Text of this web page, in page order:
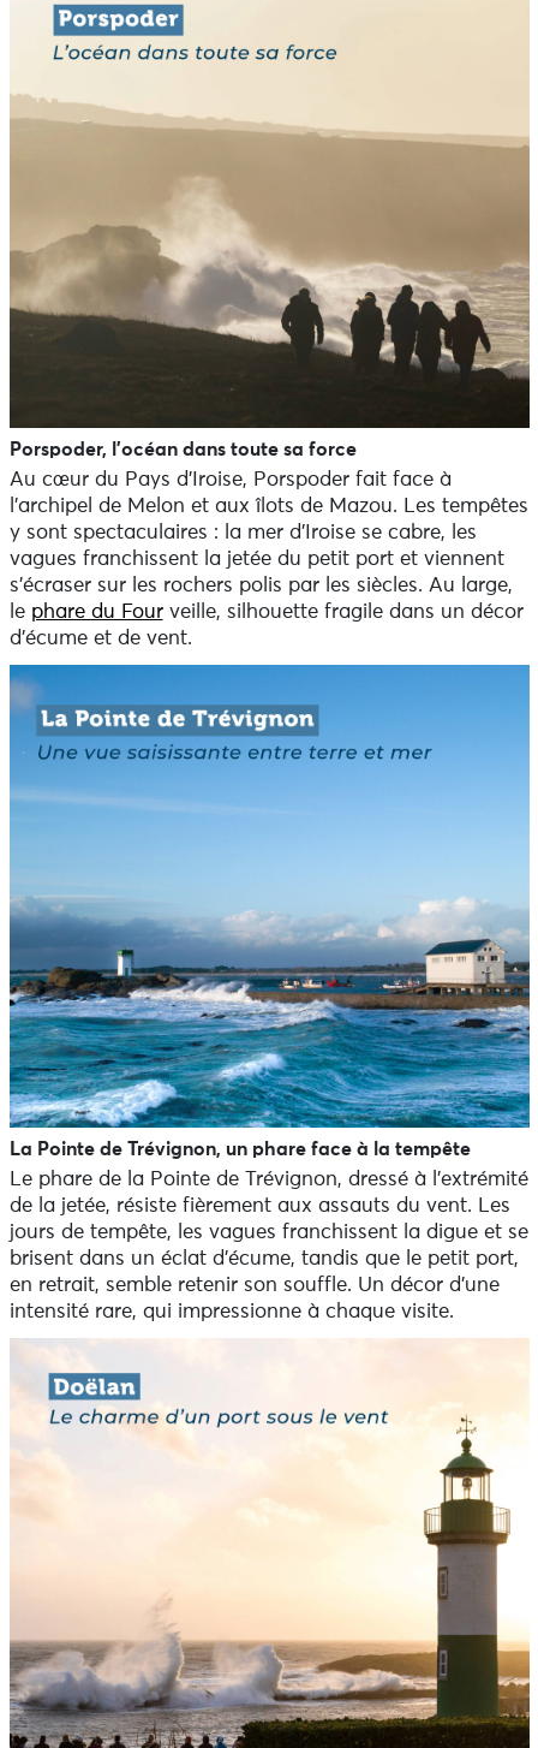
Porspoder, l’océan dans toute sa force
Au cœur du Pays d’Iroise, Porspoder fait face à
l’archipel de Melon et aux îlots de Mazou. Les tempêtes
y sont spectaculaires : la mer d’Iroise se cabre, les
vagues franchissent la jetée du petit port et viennent
s’écraser sur les rochers polis par les siècles. Au large,
le phare du Fourveille, silhouette fragile dans un décor
d’écume et de vent.
La Pointe de Trévignon, un phare face à la tempête
Le phare de la Pointe de Trévignon, dressé à l’extrémité
de la jetée, résiste fièrement aux assauts du vent. Les
jours de tempête, les vagues franchissent la digue et se
brisent dans un éclat d’écume, tandis que le petit port,
en retrait, semble retenir son souffle. Un décor d’une
intensité rare, qui impressionne à chaque visite.